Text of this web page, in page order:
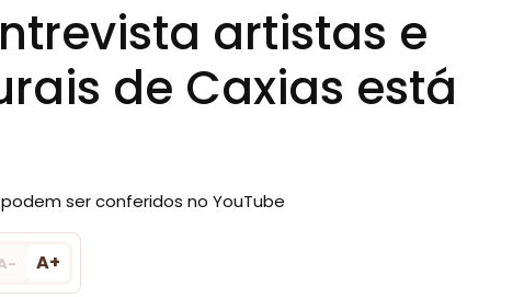
artistas e
de Caxias está
ser conferidos no YouTube
A+